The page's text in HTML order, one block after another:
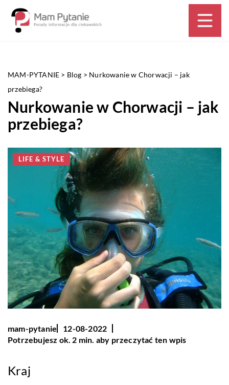
MAM-PYTANIE > Blog > Nurkowanie w Chorwacji – jak
przebiega?
Nurkowanie w Chorwacji – jak
przebiega?
LIFE & STYLE
mam-pytanie
12-08-2022
Potrzebujesz ok. 2 min. aby przeczytać ten wpis
Kraj